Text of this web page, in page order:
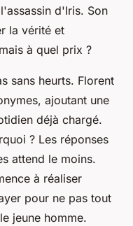
d'Iris. Son
la vérité et
à quel prix ?
sans heurts. Florent
ajoutant une
déjà chargé.
? Les réponses
attend le moins.
à réaliser
pour ne pas tout
jeune homme.